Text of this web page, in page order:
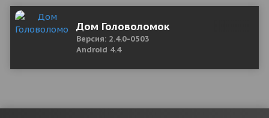
Дом Головоломок
Версия: 2.4.0-0503
Android 4.4